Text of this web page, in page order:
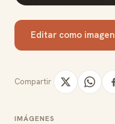
Editar como imagen
Compartir
IMÁGENES